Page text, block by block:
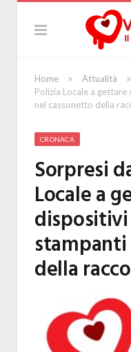
Home » Attualità »
Polizia Locale a
nel cassonetto della
CRONACA
Sorpresi
Locale a
della